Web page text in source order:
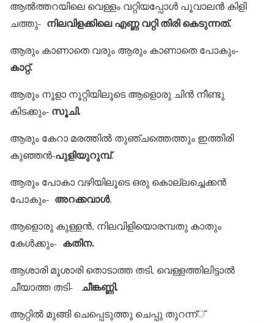
ആല്‍ത്തറയിലെ വെള്ളം വറ്റിയപ്പോള്‍ പൂവാലന്‍ കിളി
ചത്തു- നിലവിളക്കിലെ എണ്ണ വറ്റി തിരി കെടുന്നത്.
ആരും കാണാതെ വരും ആരും കാണാതെ പോകും-
കാറ്റ്.
ആരും നൂളാ നൂറ്റിയിലൂടെ ആളൊരു ചിന്‍ നീണ്ടു
കിടക്കും- സൂചി.
ആരും കേറാ മരത്തില്‍ തുഞ്ചത്തെത്തും ഇത്തിരി
കുഞ്ഞന്‍-പുളിയുറുമ്പ്.
ആരും പോകാ വഴിയിലൂടെ ഒരു കൊല്ലച്ചെക്കന്‍
പോകും- അറക്കവാള്‍.
ആളൊരു കുള്ളന്‍, നിലവിളിയൊരമ്പതു കാതും
കേള്‍ക്കും- കതിന.
ആശാരി മൂശാരി തൊടാത്ത തടി, വെള്ളത്തിലിട്ടാല്‍
ചീയാത്ത തടി- ചീങ്കണ്ണി.
ആറ്റില്‍ മുങ്ങി ചെപ്പെടുത്തു ചെപ്പു തുറന്ന്്